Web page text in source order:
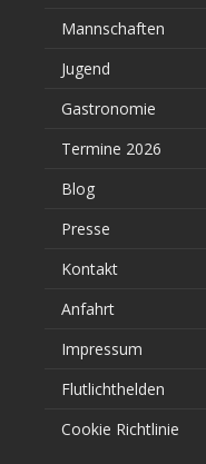
Mannschaften
Jugend
Gastronomie
Termine 2026
Blog
Presse
Kontakt
Anfahrt
Impressum
Flutlichthelden
Cookie Richtlinie